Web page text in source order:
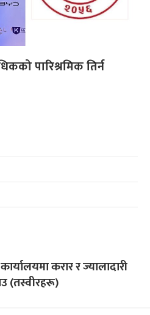
पारिश्रमिक तिर्न
करार र ज्यालादारी
(तस्वीरहरू)